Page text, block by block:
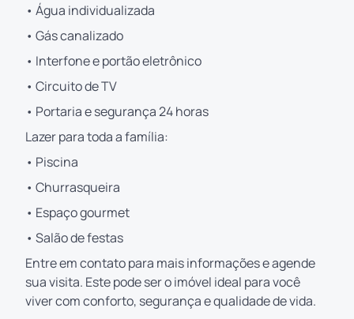
• Água individualizada
• Gás canalizado
• Interfone e portão eletrônico
• Circuito de TV
• Portaria e segurança 24 horas
Lazer para toda a família:
• Piscina
• Churrasqueira
• Espaço gourmet
• Salão de festas
Entre em contato para mais informações e agende
sua visita. Este pode ser o imóvel ideal para você
viver com conforto, segurança e qualidade de vida.